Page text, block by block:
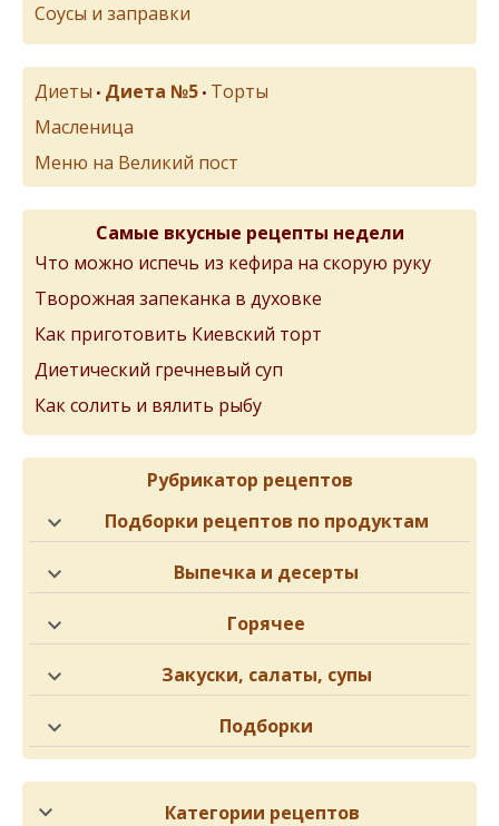
Соусы и заправки
Диеты • Диета №5 • Торты
Масленица
Меню на Великий пост
Самые вкусные рецепты недели
Что можно испечь из кефира на скорую руку
Творожная запеканка в духовке
Как приготовить Киевский торт
Диетический гречневый суп
Как солить и вялить рыбу
Рубрикатор рецептов
Подборки рецептов по продуктам
Выпечка и десерты
Горячее
Закуски, салаты, супы
Подборки
Категории рецептов